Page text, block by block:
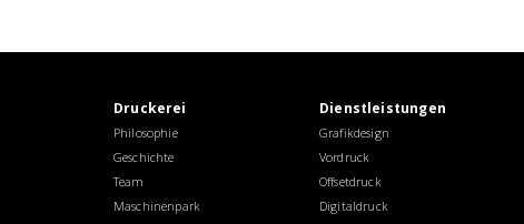
Druckerei
Philosophie
Geschichte
Team
Maschinenpark
Dienstleistungen
Grafikdesign
Vordruck
Offsetdruck
Digitaldruck